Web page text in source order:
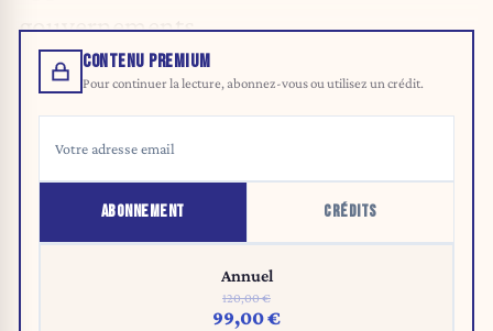
gouvernements.
CONTENU PREMIUM
Pour continuer la lecture, abonnez-vous ou utilisez un crédit.
ABONNEMENT CRÉDITS
Annuel
120,00 €
99,00 €